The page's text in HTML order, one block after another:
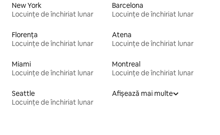
New York
Locuințe de închiriat lunar
Barcelona
Locuințe de închiriat lunar
Florența
Locuințe de închiriat lunar
Atena
Locuințe de închiriat lunar
Miami
Locuințe de închiriat lunar
Montreal
Locuințe de închiriat lunar
Seattle
Locuințe de închiriat lunar
Afișează mai multe